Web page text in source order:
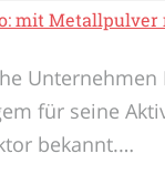
mit Metallpulver
Unternehmen
für seine
bekannt.…